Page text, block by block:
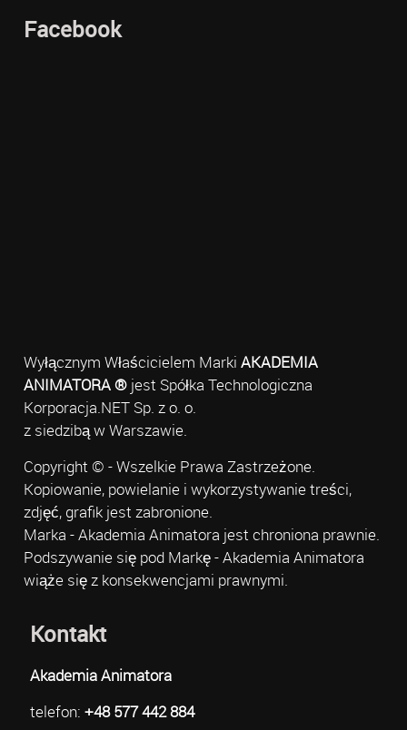
Facebook
Wyłącznym Właścicielem Marki AKADEMIA
ANIMATORA ®jest Spółka Technologiczna
Korporacja.NET Sp. z o. o.
z siedzibą w Warszawie.
Copyright © - Wszelkie Prawa Zastrzeżone.
Kopiowanie, powielanie i wykorzystywanie treści,
zdjęć, grafik jest zabronione.
Marka - Akademia Animatora jest chroniona prawnie.
Podszywanie się pod Markę - Akademia Animatora
wiąże się z konsekwencjami prawnymi.
Kontakt
Akademia Animatora
telefon: +48 577 442 884